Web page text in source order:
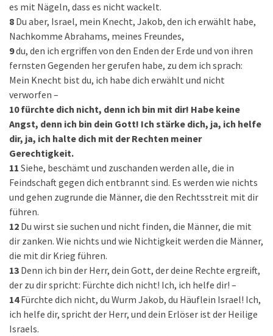
es mit Nägeln, dass es nicht wackelt.
8 Du aber, Israel, mein Knecht, Jakob, den ich erwählt habe,
Nachkomme Abrahams, meines Freundes,
9du, den ich ergriffen von den Enden der Erde und von ihren
fernsten Gegenden her gerufen habe, zu dem ich sprach:
Mein Knecht bist du, ich habe dich erwählt und nicht
verworfen –
10 fürchte dich nicht, denn ich bin mit dir! Habe keine
Angst, denn ich bin dein Gott! Ich stärke dich, ja, ich helfe
dir, ja, ich halte dich mit der Rechten meiner
Gerechtigkeit.
11 Siehe, beschämt und zuschanden werden alle, die in
Feindschaft gegen dich entbrannt sind. Es werden wie nichts
und gehen zugrunde die Männer, die den Rechtsstreit mit dir
führen.
12 Du wirst sie suchen und nicht finden, die Männer, die mit
dir zanken. Wie nichts und wie Nichtigkeit werden die Männer,
die mit dir Krieg führen.
13 Denn ich bin der Herr, dein Gott, der deine Rechte ergreift,
der zu dir spricht: Fürchte dich nicht! Ich, ich helfe dir! –
14 Fürchte dich nicht, du Wurm Jakob, du Häuflein Israel! Ich,
ich helfe dir, spricht der Herr, und dein Erlöser ist der Heilige
Israels.